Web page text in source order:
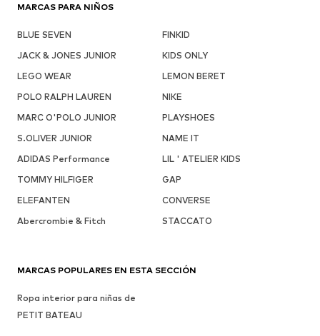
MARCAS PARA NIÑOS
BLUE SEVEN
FINKID
JACK & JONES JUNIOR
KIDS ONLY
LEGO WEAR
LEMON BERET
POLO RALPH LAUREN
NIKE
MARC O'POLO JUNIOR
PLAYSHOES
S.OLIVER JUNIOR
NAME IT
ADIDAS Performance
LIL ' ATELIER KIDS
TOMMY HILFIGER
GAP
ELEFANTEN
CONVERSE
Abercrombie & Fitch
STACCATO
MARCAS POPULARES EN ESTA SECCIÓN
Ropa interior para niñas de
PETIT BATEAU